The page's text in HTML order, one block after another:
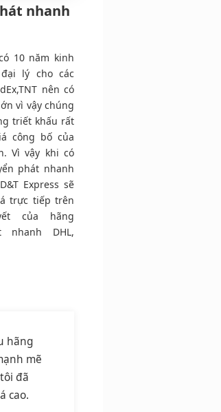
nhanh
10 năm kinh
lý cho các
nên có
vì vậy chúng
triết khấu rất
công bố của
Vì vậy khi có
phát nhanh
Express sẽ
trực tiếp trên
của hãng
nhanh DHL,
hãng
mẽ
đã
cao.